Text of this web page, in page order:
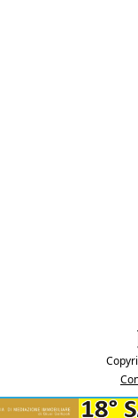
"Luinonotizie.it è una